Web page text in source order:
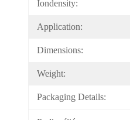
Iondensity:
Application:
Dimensions:
Weight:
Packaging Details: